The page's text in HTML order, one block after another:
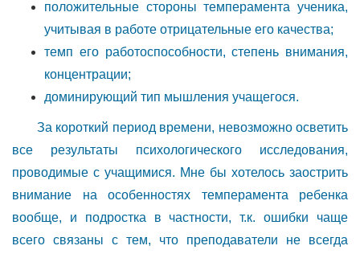
положительные стороны темперамента ученика,
учитывая в работе отрицательные его качества;
темп его работоспособности, степень внимания,
концентрации;
доминирующий тип мышления учащегося.
За короткий период времени, невозможно осветить
все результаты психологического исследования,
проводимые с учащимися. Мне бы хотелось заострить
внимание на особенностях темперамента ребенка
вообще, и подростка в частности, т.к. ошибки чаще
всего связаны с тем, что преподаватели не всегда